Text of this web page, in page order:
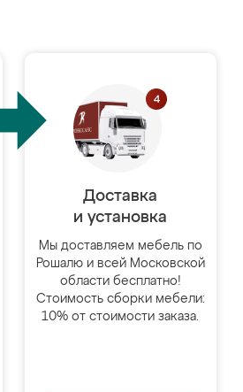
Доставка
и установка
Мы доставляем мебель по
Рошалю и всей Московской
области бесплатно!
Стоимость сборки мебели:
10% от стоимости заказа.